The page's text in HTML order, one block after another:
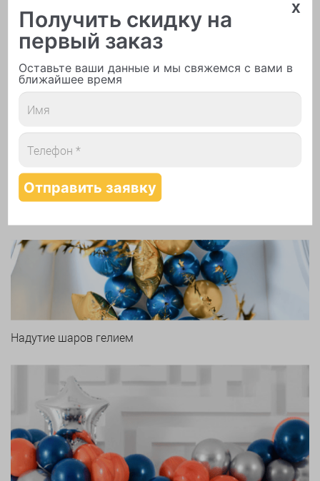
Печать логотипа
Надутие шаров гелием
x
Получить скидку на
первый заказ
Оставьте ваши данные и мы свяжемся с вами в
ближайшее время